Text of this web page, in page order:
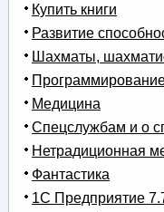
Купить книги
Развитие
Шахматы,
Медицина
Спецслужбам и о
Нетрадиционная
Фантастика
1С Предприятие